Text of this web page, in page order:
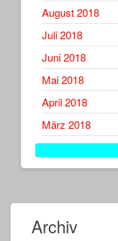
August 2018
Juli 2018
Juni 2018
Mai 2018
April 2018
März 2018
Archiv